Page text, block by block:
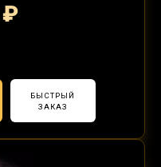
₽
БЫСТРЫЙ
ЗАКАЗ